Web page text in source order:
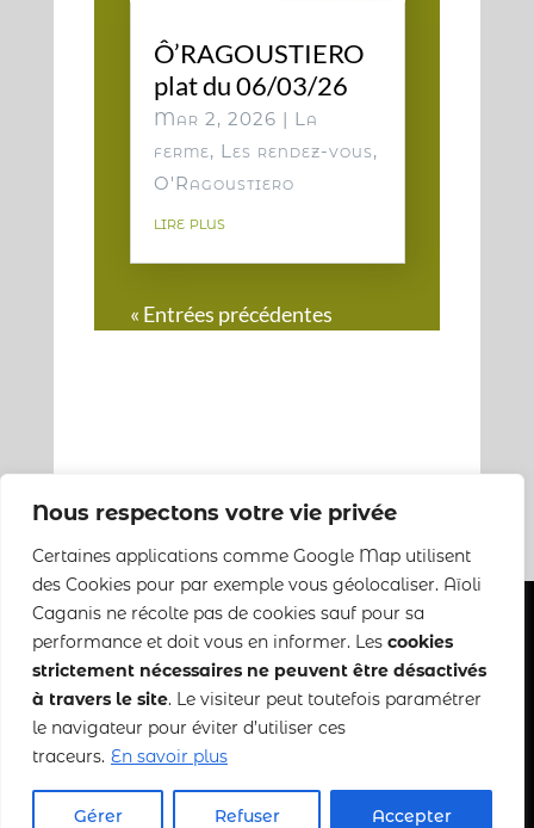
Nous respectons votre vie privée
Certaines applications comme Google Map utilisent
des Cookies pour par exemple vous géolocaliser. Aïoli
Caganis ne récolte pas de cookies sauf pour sa
performance et doit vous en informer. Les cookies
strictement nécessaires ne peuvent être désactivés
à travers le site. Le visiteur peut toutefois paramétrer
le navigateur pour éviter d’utiliser ces
traceurs. En savoir plus
Gérer Refuser Accepter
Ô’RAGOUSTIERO
plat du 06/03/26
Mar 2, 2026 | La
ferme, Les rendez-vous,
O'Ragoustiero
lire plus
« Entrées précédentes
Copyright 2022-2025 Aïoli Caganis